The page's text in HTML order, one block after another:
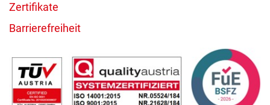
Zertifikate
Barrierefreiheit